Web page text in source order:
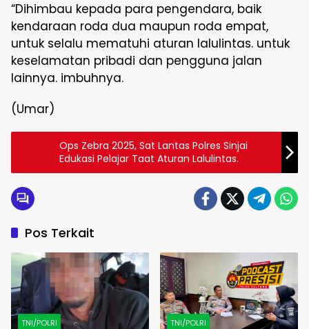
“Dihimbau kepada para pengendara, baik
kendaraan roda dua maupun roda empat,
untuk selalu mematuhi aturan lalulintas. untuk
keselamatan pribadi dan pengguna jalan
lainnya. imbuhnya.
(Umar)
Ops Zebra 2025, Sat Lantas Polres Sinjai
Edukasi Pelajar Taat Aturan Lalulintas.
Pos Terkait
TNI/POLRI TNI/POLRI